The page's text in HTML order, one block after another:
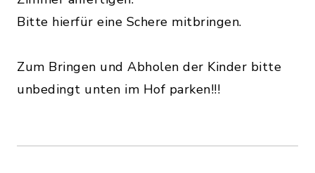
Bitte hierfür eine Schere mitbringen.
Zum Bringen und Abholen der Kinder bitte
unbedingt unten im Hof parken!!!